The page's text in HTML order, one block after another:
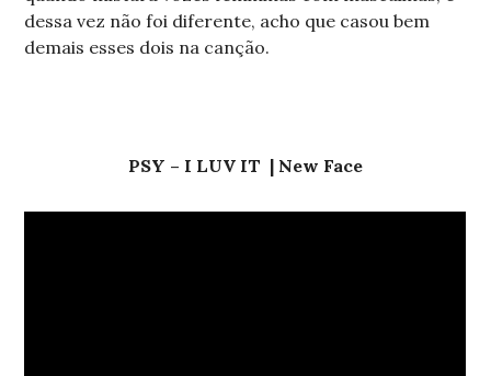
dessa vez não foi diferente, acho que casou bem
demais esses dois na canção.
PSY – I LUV IT | New Face